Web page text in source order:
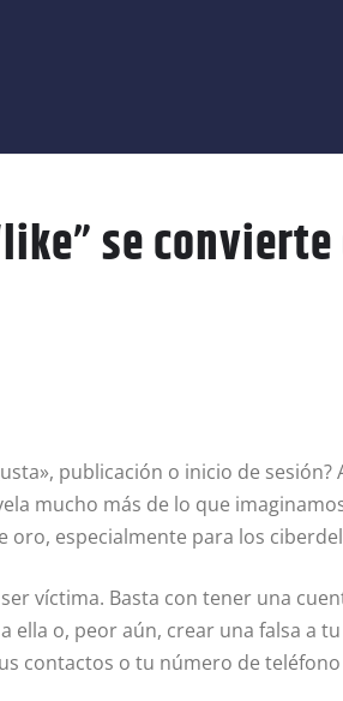
se convierte
publicación o inicio de sesión?
mucho más de lo que
oro, especialmente para los
víctima. Basta con tener una
ella o, peor aún, crear una falsa a
contactos o tu número de